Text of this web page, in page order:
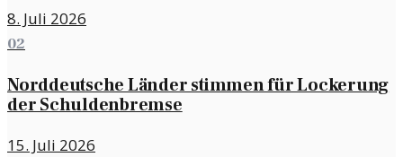
8. Juli 2026
02
Norddeutsche Länder stimmen für Lockerung
der Schuldenbremse
15. Juli 2026